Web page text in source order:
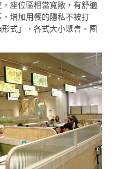
座位區相當寬敞，有舒適
增加用餐的隱私不被打
式」，各式大小聚會、團